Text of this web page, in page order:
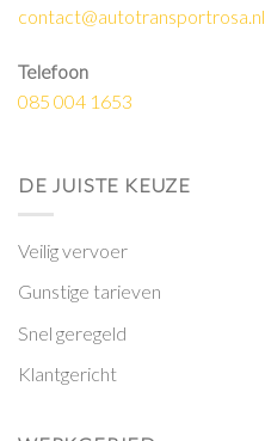
contact@autotransportrosa.nl
Telefoon
085 004 1653
DE JUISTE KEUZE
Veilig vervoer
Gunstige tarieven
Snel geregeld
Klantgericht